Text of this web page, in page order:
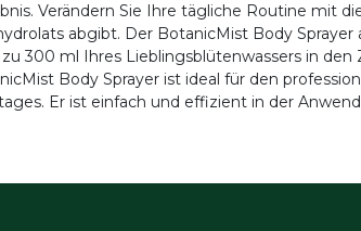
Verändern Sie Ihre tägliche Routine mit
abgibt. Der BotanicMist Body
300 ml Ihres Lieblingsblütenwassers in den
Body Sprayer ist ideal für den
Er ist einfach und effizient in der